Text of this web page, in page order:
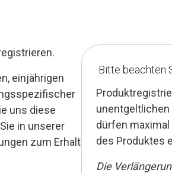
einjährigen
uns diese
in unserer
zum Erhalt
Bitte beachten
unentgeltlichen
dürfen maximal
des Produktes
Die